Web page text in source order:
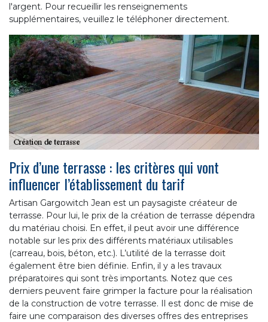
l'argent. Pour recueillir les renseignements
supplémentaires, veuillez le téléphoner directement.
Prix d’une terrasse : les critères qui vont
influencer l’établissement du tarif
Artisan Gargowitch Jean est un paysagiste créateur de
terrasse. Pour lui, le prix de la création de terrasse dépendra
du matériau choisi. En effet, il peut avoir une différence
notable sur les prix des différents matériaux utilisables
(carreau, bois, béton, etc.). L’utilité de la terrasse doit
également être bien définie. Enfin, il y a les travaux
préparatoires qui sont très importants. Notez que ces
derniers peuvent faire grimper la facture pour la réalisation
de la construction de votre terrasse. Il est donc de mise de
faire une comparaison des diverses offres des entreprises